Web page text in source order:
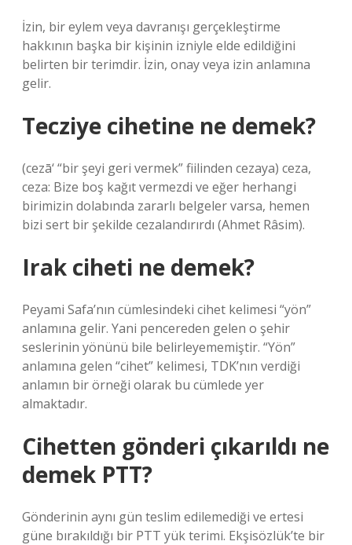
İzin, bir eylem veya davranışı gerçekleştirme
hakkının başka bir kişinin izniyle elde edildiğini
belirten bir terimdir. İzin, onay veya izin anlamına
gelir.
Tecziye cihetine ne demek?
(cezā‘ “bir şeyi geri vermek” fiilinden cezaya) ceza,
ceza: Bize boş kağıt vermezdi ve eğer herhangi
birimizin dolabında zararlı belgeler varsa, hemen
bizi sert bir şekilde cezalandırırdı (Ahmet Râsim).
Irak ciheti ne demek?
Peyami Safa’nın cümlesindeki cihet kelimesi “yön”
anlamına gelir. Yani pencereden gelen o şehir
seslerinin yönünü bile belirleyememiştir. “Yön”
anlamına gelen “cihet” kelimesi, TDK’nın verdiği
anlamın bir örneği olarak bu cümlede yer
almaktadır.
Cihetten gönderi çıkarıldı ne
demek PTT?
Gönderinin aynı gün teslim edilemediği ve ertesi
güne bırakıldığı bir PTT yük terimi. Ekşisözlük’te bir